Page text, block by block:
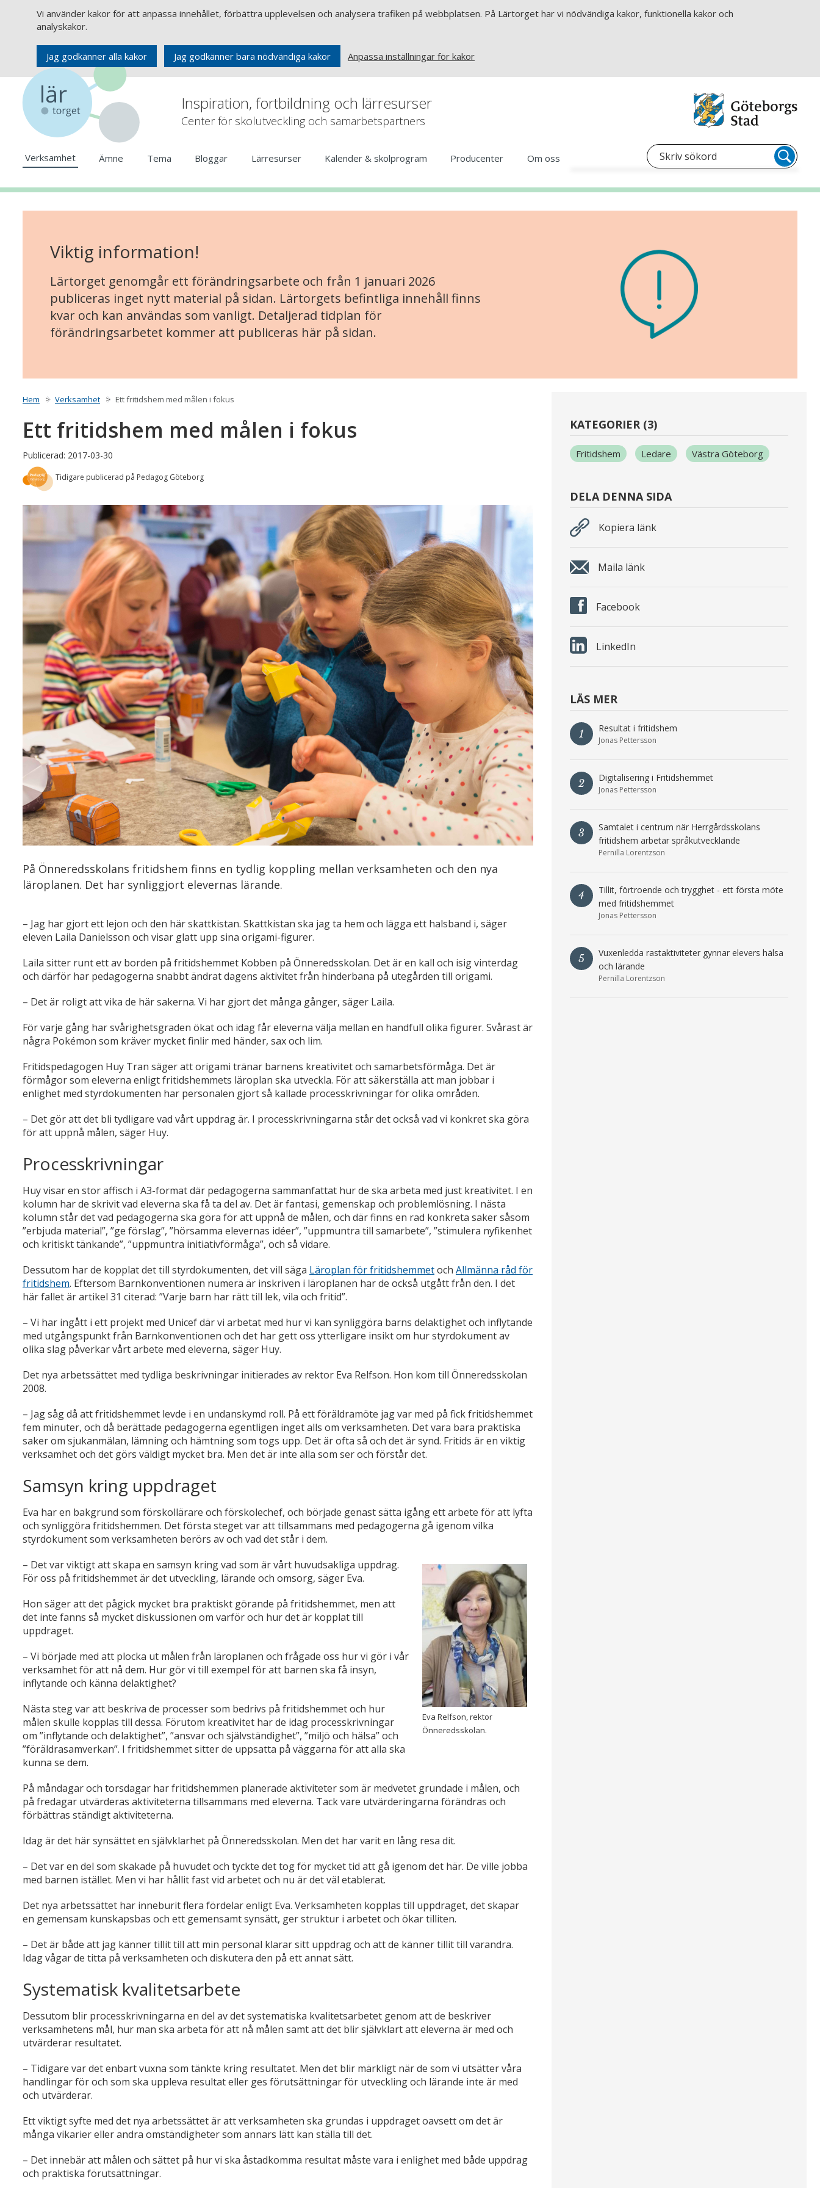
Vi använder kakor för att anpassa innehållet, förbättra upplevelsen och analysera trafiken på webbplatsen. På Lärtorget har vi nödvändiga kakor, funktionella kakor och
analyskakor.
Jag godkänner alla kakor Jag godkänner bara nödvändiga kakor Anpassa inställningar för kakor
Inspiration, fortbildning och lärresurser
Center för skolutveckling och samarbetspartners
Verksamhet Ämne Tema Bloggar Lärresurser Kalender & skolprogram Producenter Om oss
Viktig information!
Lärtorget genomgår ett förändringsarbete och från 1 januari 2026
publiceras inget nytt material på sidan. Lärtorgets befintliga innehåll finns
kvar och kan användas som vanligt. Detaljerad tidplan för
förändringsarbetet kommer att publiceras här på sidan.
Hem Verksamhet Ett fritidshem med målen i fokus
Ett fritidshem med målen i fokus
Publicerad: 2017-03-30
Tidigare publicerad på Pedagog Göteborg
På Önneredsskolans fritidshem finns en tydlig koppling mellan verksamheten och den nya
läroplanen. Det har synliggjort elevernas lärande.
– Jag har gjort ett lejon och den här skattkistan. Skattkistan ska jag ta hem och lägga ett halsband i, säger
eleven Laila Danielsson och visar glatt upp sina origami-figurer.
Laila sitter runt ett av borden på fritidshemmet Kobben på Önneredsskolan. Det är en kall och isig vinterdag
och därför har pedagogerna snabbt ändrat dagens aktivitet från hinderbana på utegården till origami.
– Det är roligt att vika de här sakerna. Vi har gjort det många gånger, säger Laila.
För varje gång har svårighetsgraden ökat och idag får eleverna välja mellan en handfull olika figurer. Svårast är
några Pokémon som kräver mycket finlir med händer, sax och lim.
Fritidspedagogen Huy Tran säger att origami tränar barnens kreativitet och samarbetsförmåga. Det är
förmågor som eleverna enligt fritidshemmets läroplan ska utveckla. För att säkerställa att man jobbar i
enlighet med styrdokumenten har personalen gjort så kallade processkrivningar för olika områden.
– Det gör att det bli tydligare vad vårt uppdrag är. I processkrivningarna står det också vad vi konkret ska göra
för att uppnå målen, säger Huy.
Processkrivningar
Huy visar en stor affisch i A3-format där pedagogerna sammanfattat hur de ska arbeta med just kreativitet. I en
kolumn har de skrivit vad eleverna ska få ta del av. Det är fantasi, gemenskap och problemlösning. I nästa
kolumn står det vad pedagogerna ska göra för att uppnå de målen, och där finns en rad konkreta saker såsom
”erbjuda material”, ”ge förslag”, ”hörsamma elevernas idéer”, ”uppmuntra till samarbete”, ”stimulera nyfikenhet
och kritiskt tänkande”, ”uppmuntra initiativförmåga”, och så vidare.
Dessutom har de kopplat det till styrdokumenten, det vill säga Läroplan för fritidshemmetoch Allmänna råd för
fritidshem. Eftersom Barnkonventionen numera är inskriven i läroplanen har de också utgått från den. I det
här fallet är artikel 31 citerad: ”Varje barn har rätt till lek, vila och fritid”.
– Vi har ingått i ett projekt med Unicef där vi arbetat med hur vi kan synliggöra barns delaktighet och inflytande
med utgångspunkt från Barnkonventionen och det har gett oss ytterligare insikt om hur styrdokument av
olika slag påverkar vårt arbete med eleverna, säger Huy.
Det nya arbetssättet med tydliga beskrivningar initierades av rektor Eva Relfson. Hon kom till Önneredsskolan
2008.
– Jag såg då att fritidshemmet levde i en undanskymd roll. På ett föräldramöte jag var med på fick fritidshemmet
fem minuter, och då berättade pedagogerna egentligen inget alls om verksamheten. Det vara bara praktiska
saker om sjukanmälan, lämning och hämtning som togs upp. Det är ofta så och det är synd. Fritids är en viktig
verksamhet och det görs väldigt mycket bra. Men det är inte alla som ser och förstår det.
Samsyn kring uppdraget
Eva har en bakgrund som förskollärare och förskolechef, och började genast sätta igång ett arbete för att lyfta
och synliggöra fritidshemmen. Det första steget var att tillsammans med pedagogerna gå igenom vilka
styrdokument som verksamheten berörs av och vad det står i dem.
Eva Relfson, rektor
Önneredsskolan.
– Det var viktigt att skapa en samsyn kring vad som är vårt huvudsakliga uppdrag.
För oss på fritidshemmet är det utveckling, lärande och omsorg, säger Eva.
Hon säger att det pågick mycket bra praktiskt görande på fritidshemmet, men att
det inte fanns så mycket diskussionen om varför och hur det är kopplat till
uppdraget.
– Vi började med att plocka ut målen från läroplanen och frågade oss hur vi gör i vår
verksamhet för att nå dem. Hur gör vi till exempel för att barnen ska få insyn,
inflytande och känna delaktighet?
Nästa steg var att beskriva de processer som bedrivs på fritidshemmet och hur
målen skulle kopplas till dessa. Förutom kreativitet har de idag processkrivningar
om ”inflytande och delaktighet”, ”ansvar och självständighet”, ”miljö och hälsa” och
”föräldrasamverkan”. I fritidshemmet sitter de uppsatta på väggarna för att alla ska
kunna se dem.
På måndagar och torsdagar har fritidshemmen planerade aktiviteter som är medvetet grundade i målen, och
på fredagar utvärderas aktiviteterna tillsammans med eleverna. Tack vare utvärderingarna förändras och
förbättras ständigt aktiviteterna.
Idag är det här synsättet en självklarhet på Önneredsskolan. Men det har varit en lång resa dit.
– Det var en del som skakade på huvudet och tyckte det tog för mycket tid att gå igenom det här. De ville jobba
med barnen istället. Men vi har hållit fast vid arbetet och nu är det väl etablerat.
Det nya arbetssättet har inneburit flera fördelar enligt Eva. Verksamheten kopplas till uppdraget, det skapar
en gemensam kunskapsbas och ett gemensamt synsätt, ger struktur i arbetet och ökar tilliten.
– Det är både att jag känner tillit till att min personal klarar sitt uppdrag och att de känner tillit till varandra.
Idag vågar de titta på verksamheten och diskutera den på ett annat sätt.
Systematisk kvalitetsarbete
Dessutom blir processkrivningarna en del av det systematiska kvalitetsarbetet genom att de beskriver
verksamhetens mål, hur man ska arbeta för att nå målen samt att det blir självklart att eleverna är med och
utvärderar resultatet.
– Tidigare var det enbart vuxna som tänkte kring resultatet. Men det blir märkligt när de som vi utsätter våra
handlingar för och som ska uppleva resultat eller ges förutsättningar för utveckling och lärande inte är med
och utvärderar.
Ett viktigt syfte med det nya arbetssättet är att verksamheten ska grundas i uppdraget oavsett om det är
många vikarier eller andra omständigheter som annars lätt kan ställa till det.
– Det innebär att målen och sättet på hur vi ska åstadkomma resultat måste vara i enlighet med både uppdrag
och praktiska förutsättningar.
KATEGORIER (3)
Fritidshem Ledare Västra Göteborg
DELA DENNA SIDA
Kopiera länk
Maila länk
Facebook
LinkedIn
LÄS MER
1 Resultat i fritidshem
Jonas Pettersson
2 Digitalisering i Fritidshemmet
Jonas Pettersson
3
Samtalet i centrum när Herrgårdsskolans
fritidshem arbetar språkutvecklande
Pernilla Lorentzson
4
Tillit, förtroende och trygghet - ett första möte
med fritidshemmet
Jonas Pettersson
5
Vuxenledda rastaktiviteter gynnar elevers hälsa
och lärande
Pernilla Lorentzson